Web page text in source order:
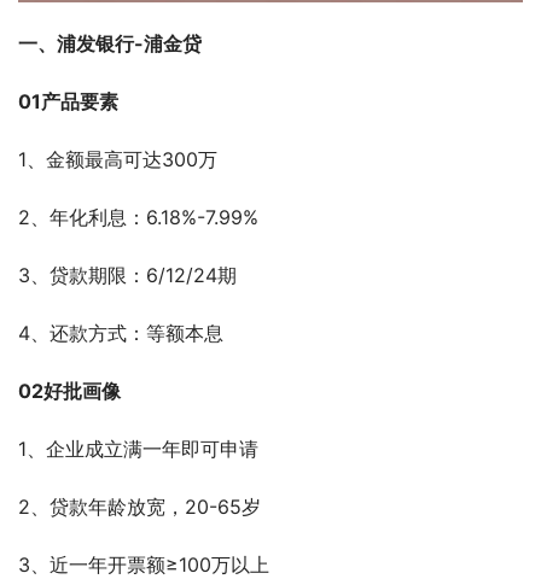
一、浦发银行-浦金贷
01产品要素
1、金额最高可达300万
2、年化利息：6.18%-7.99%
3、贷款期限：6/12/24期
4、还款方式：等额本息
02好批画像
1、企业成立满一年即可申请
2、贷款年龄放宽，20-65岁
3、近一年开票额≥100万以上